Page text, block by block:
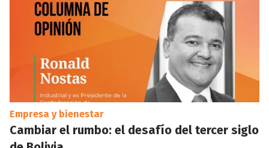
Empresa y bienestar
Cambiar el rumbo: el desafío del tercer siglo